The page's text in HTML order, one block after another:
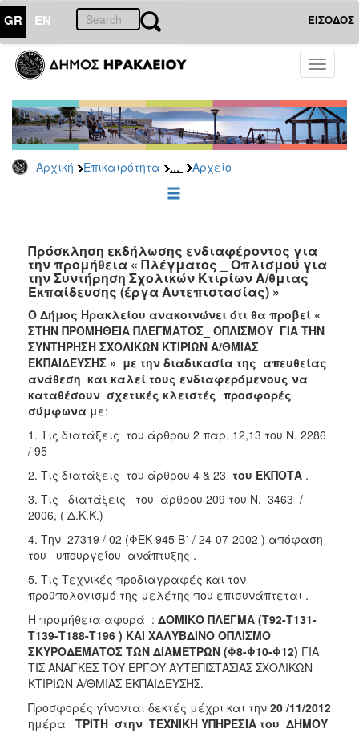
GR EN ΕΙΣΟΔΟΣ
Toggle
Αρχική Επικαιρότητα ... Αρχείο
ΕΠΙΚΑΙΡΟΤΗΤΑ
-
Δημοπρασίες
Αρχείο
2026
2022
2021
2020
2019
2018
2017
2016
2015
ΔΗΜΟΤΗΣ
ΕΠΙΣΚΕΠΤΗΣ
Πρόσκληση εκδήλωσης ενδιαφέροντος για
την προμήθεια « Πλέγματος _ Οπλισμού για
την Συντήρηση Σχολικών Κτιρίων Α/θμιας
Εκπαίδευσης (έργα Αυτεπιστασίας) »
Ο Δήμος Ηρακλείου ανακοινώνει ότι θα προβεί «
ΣΤΗΝ ΠΡΟΜΗΘΕΙΑ ΠΛΕΓΜΑΤΟΣ_ ΟΠΛΙΣΜΟΥ ΓΙΑ ΤΗΝ
ΣΥΝΤΗΡΗΣΗ ΣΧΟΛΙΚΩΝ ΚΤΙΡΙΩΝ Α/ΘΜΙΑΣ
ΕΚΠΑΙΔΕΥΣΗΣ » με την διαδικασία της απευθείας
ανάθεση και καλεί τους ενδιαφερόμενους να
καταθέσουν σχετικές κλειστές προσφορές
σύμφωνα με:
1. Τις διατάξεις του άρθρου 2 παρ. 12,13 του Ν. 2286
/ 95
2. Τις διατάξεις του άρθρου 4 & 23 του ΕΚΠΟΤΑ .
3. Τις διατάξεις του άρθρου 209 του Ν. 3463 /
2006, ( Δ.Κ.Κ.)
4. Την 27319 / 02 (ΦΕΚ 945 Β΄ / 24-07-2002 ) απόφαση
του υπουργείου ανάπτυξης .
5. Τις Τεχνικές προδιαγραφές και τον
προϋπολογισμό της μελέτης που επισυνάπτεται .
Η προμήθεια αφορά : ΔΟΜΙΚΟ ΠΛΕΓΜΑ (Τ92-Τ131-
Τ139-Τ188-Τ196 ) ΚΑΙ ΧΑΛΥΒΔΙΝΟ ΟΠΛΙΣΜΟ
ΣΚΥΡΟΔΕΜΑΤΟΣ ΤΩΝ ΔΙΑΜΕΤΡΩΝ (Φ8-Φ10-Φ12) ΓΙΑ
ΤΙΣ ΑΝΑΓΚΕΣ ΤΟΥ ΕΡΓΟΥ ΑΥΤΕΠΙΣΤΑΣΙΑΣ ΣΧΟΛΙΚΩΝ
ΚΤΙΡΙΩΝ Α/ΘΜΙΑΣ ΕΚΠΑΙΔΕΥΣΗΣ.
Προσφορές γίνονται δεκτές μέχρι και την 20 /11/2012
ημέρα ΤΡΙΤΗ στην ΤΕΧΝΙΚΗ ΥΠΗΡΕΣΙΑ του ΔΗΜΟΥ